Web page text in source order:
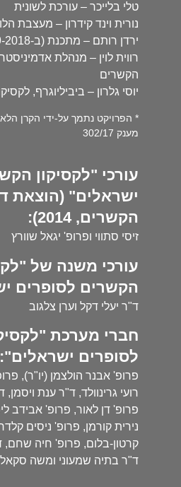
טלי בלייכר – עורכת לשונית
נורית וינד קידרון – מעצבת
ירדן רותם – מתכנת (ב-2019-2018)
רווית לוין – מנהלת
הקשרים
יוסי גלרון – ביביליוגרף,
* הפרויקט נתמך על-ידי הקרן
מענק 302/17
עורכי "לקסיקון
ישראלים" (הוצאת
הקשרים, 2014):
זיסי סתווי ופרופ' יגאל שוורץ
עורכי משנה של
הקשרים לסופרים
ד"ר יעלי דקל וערן צלגוב
חברי מערכת
לסופרים ישראלים":
פרופ' אבנר הולצמן (יו"ר),
רועי גרינוולד, ד"ר ענת
פרופ' דן לאור, פרופ' אבידב
נירית קורמן, פרופ' ניסים
קרטון-בלום, פרופ' חיה
ד"ר בתיה שמעוני ומשה